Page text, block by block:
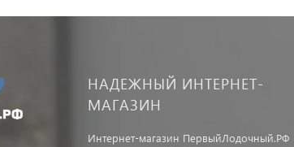
НАДЕЖНЫЙ ИНТЕРНЕТ-
МАГАЗИН
Интернет-магазин ПервыйЛодочный.РФ